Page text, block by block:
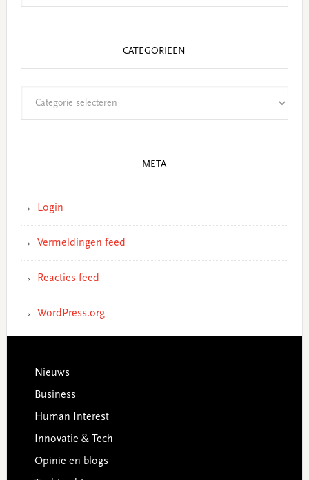
CATEGORIEËN
META
Login
Vermeldingen feed
Reacties feed
WordPress.org
Footer
Nieuws
Business
Human Interest
Innovatie & Tech
Opinie en blogs